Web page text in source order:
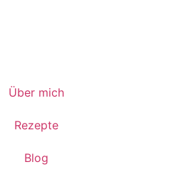
Über mich
Rezepte
Blog